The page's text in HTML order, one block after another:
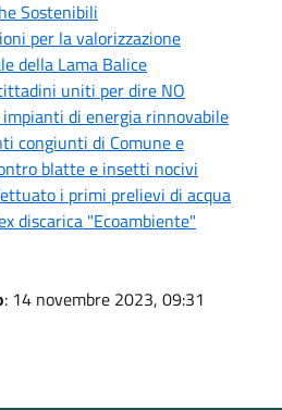
Sostenibili
per la valorizzazione
della Lama Balice
uniti per dire NO
di energia rinnovabile
congiunti di Comune e
blatte e insetti nocivi
i primi prelievi di acqua
discarica "Ecoambiente"
: 14 novembre 2023, 09:31